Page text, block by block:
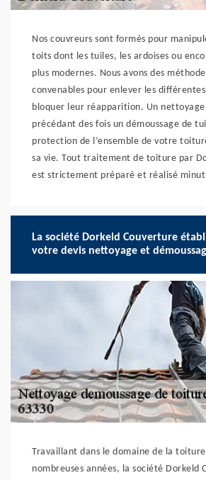
Nos couvreurs sont formés pour
toits dont les tuiles, les ardoises ou
plus modernes. Nous avons des
convenables pour enlever les
bloquer leur réapparition. Un
précédant des fois un démoussage de
protection de l’ensemble de votre
sa vie. Tout traitement de toiture par
est strictement préparé et réalisé
La société Dorkeld Couverture
votre devis nettoyage et
Travaillant dans le domaine de la
nombreuses années, la société Dorkeld